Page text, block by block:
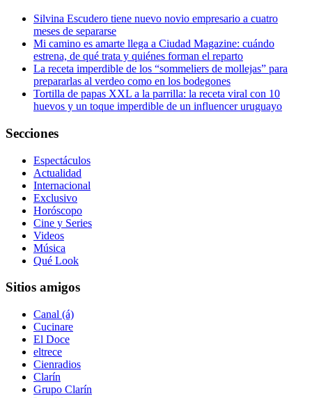
Silvina Escudero tiene nuevo novio empresario a cuatro
meses de separarse
Mi camino es amarte llega a Ciudad Magazine: cuándo
estrena, de qué trata y quiénes forman el reparto
La receta imperdible de los “sommeliers de mollejas” para
prepararlas al verdeo como en los bodegones
Tortilla de papas XXL a la parrilla: la receta viral con 10
huevos y un toque imperdible de un influencer uruguayo
Secciones
Espectáculos
Actualidad
Internacional
Exclusivo
Horóscopo
Cine y Series
Videos
Música
Qué Look
Sitios amigos
Canal (á)
Cucinare
El Doce
eltrece
Cienradios
Clarín
Grupo Clarín